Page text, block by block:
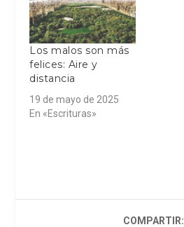
Los malos son más
felices: Aire y
distancia
19 de mayo de 2025
En «Escrituras»
COMPARTIR: